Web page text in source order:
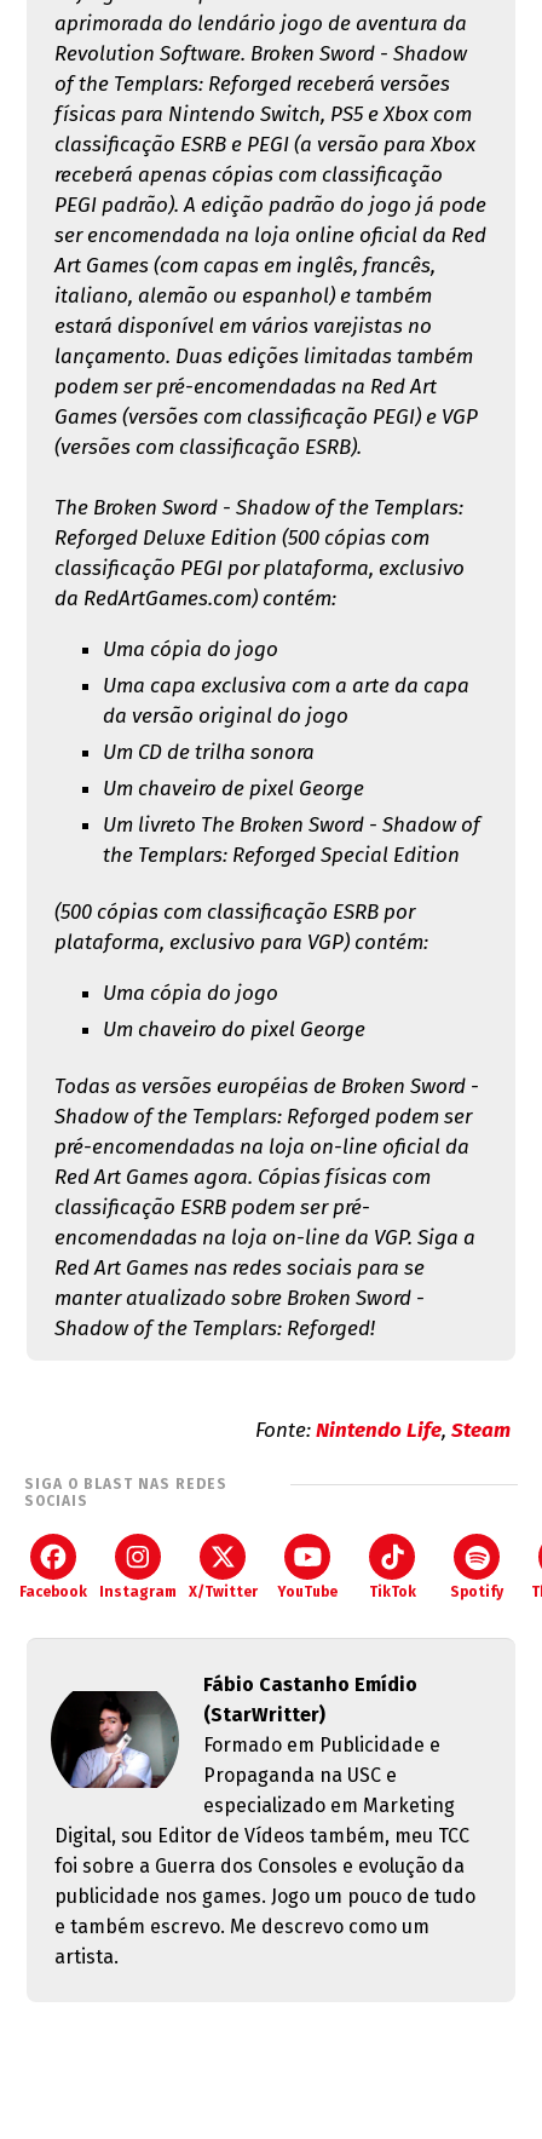
aprimorada do lendário jogo de aventura da
Revolution Software. Broken Sword - Shadow
of the Templars: Reforged receberá versões
físicas para Nintendo Switch, PS5 e Xbox com
classificação ESRB e PEGI (a versão para Xbox
receberá apenas cópias com classificação
PEGI padrão). A edição padrão do jogo já pode
ser encomendada na loja online oficial da Red
Art Games (com capas em inglês, francês,
italiano, alemão ou espanhol) e também
estará disponível em vários varejistas no
lançamento. Duas edições limitadas também
podem ser pré-encomendadas na Red Art
Games (versões com classificação PEGI) e VGP
(versões com classificação ESRB).
The Broken Sword - Shadow of the Templars:
Reforged Deluxe Edition (500 cópias com
classificação PEGI por plataforma, exclusivo
da RedArtGames.com) contém:
Uma cópia do jogo
Uma capa exclusiva com a arte da capa
da versão original do jogo
Um CD de trilha sonora
Um chaveiro de pixel George
Um livreto The Broken Sword - Shadow of
the Templars: Reforged Special Edition
(500 cópias com classificação ESRB por
plataforma, exclusivo para VGP) contém:
Uma cópia do jogo
Um chaveiro do pixel George
Todas as versões européias de Broken Sword -
Shadow of the Templars: Reforged podem ser
pré-encomendadas na loja on-line oficial da
Red Art Games agora. Cópias físicas com
classificação ESRB podem ser pré-
encomendadas na loja on-line da VGP. Siga a
Red Art Games nas redes sociais para se
manter atualizado sobre Broken Sword -
Shadow of the Templars: Reforged!
Fonte:Nintendo Life, Steam
SIGA O BLAST NAS REDES
SOCIAIS
Facebook Instagram X/Twitter YouTube TikTok Spotify
Fábio Castanho Emídio
(StarWritter)
Formado em Publicidade e
Propaganda na USC e
especializado em Marketing
Digital, sou Editor de Vídeos também, meu TCC
foi sobre a Guerra dos Consoles e evolução da
publicidade nos games. Jogo um pouco de tudo
e também escrevo. Me descrevo como um
artista.